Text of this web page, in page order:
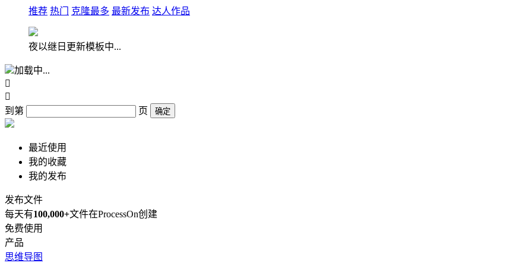
推荐 热门 克隆最多 最新发布 达人作品
夜以继日更新模板中...
加载中...


到第
页 确定
最近使用
我的收藏
我的发布
发布文件
每天有100,000+文件在ProcessOn创建
免费使用
产品
思维导图